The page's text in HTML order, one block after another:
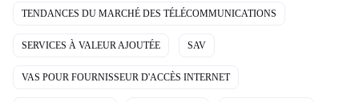
TENDANCES DU MARCHÉ DES TÉLÉCOMMUNICATIONS
SERVICES À VALEUR AJOUTÉE SAV
VAS POUR FOURNISSEUR D'ACCÈS INTERNET